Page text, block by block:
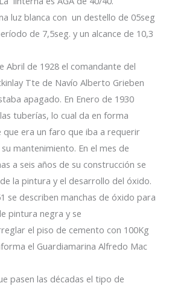
luz blanca con un destello de 05seg
de 7,5seg. y un alcance de 10,3
Abril de 1928 el comandante del
Tte de Navío Alberto Grieben
apagado. En Enero de 1930
tuberías, lo cual da en forma
era un faro que iba a requerir
mantenimiento. En el mes de
a seis años de su construcción se
la pintura y el desarrollo del óxido.
se describen manchas de óxido para
pintura negra y se
el piso de cemento con 100Kg
el Guardiamarina Alfredo Mac
pasen las décadas el tipo de